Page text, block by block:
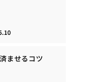
ませるコツ